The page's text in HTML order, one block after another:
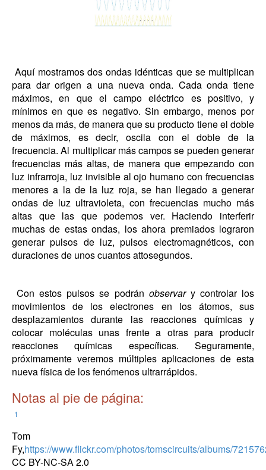
Aquí mostramos dos ondas idénticas que se multiplican
para dar origen a una nueva onda. Cada onda tiene
máximos, en que el campo eléctrico es positivo, y
mínimos en que es negativo. Sin embargo, menos por
menos da más, de manera que su producto tiene el doble
de máximos, es decir, oscila con el doble de la
frecuencia. Al multiplicar más campos se pueden generar
frecuencias más altas, de manera que empezando con
luz infrarroja, luz invisible al ojo humano con frecuencias
menores a la de la luz roja, se han llegado a generar
ondas de luz ultravioleta, con frecuencias mucho más
altas que las que podemos ver. Haciendo interferir
muchas de estas ondas, los ahora premiados lograron
generar pulsos de luz, pulsos electromagnéticos, con
duraciones de unos cuantos attosegundos.
Con estos pulsos se podrán observary controlar los
movimientos de los electrones en los átomos, sus
desplazamientos durante las reacciones químicas y
colocar moléculas unas frente a otras para producir
reacciones químicas específicas. Seguramente,
próximamente veremos múltiples aplicaciones de esta
nueva física de los fenómenos ultrarrápidos.
Notas al pie de página:
1
Tom
Fy,https://www.flickr.com/photos/tomscircuits/albums/
CC BY-NC-SA 2.0